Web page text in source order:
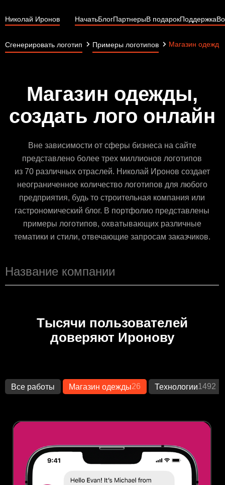
Николай Иронов НачатьБлогПартнерыВ подарокПоддержка
Сгенерировать логотип Примеры логотипов Магазин одежды
Магазин одежды,
создать лого онлайн
Вне зависимости от сферы бизнеса на сайте
представлено более трех миллионов логотипов
из 70 различных отраслей. Николай Иронов создает
неограниченное количество логотипов для любого
предприятия, будь то строительная компания или
гастрономический блог. В портфолио представлены
примеры логотипов, охватывающих различные
тематики и стили, отвечающие запросам заказчиков.
Тысячи пользователей
доверяют Иронову
Все работы Магазин одежды26 Технологии1492